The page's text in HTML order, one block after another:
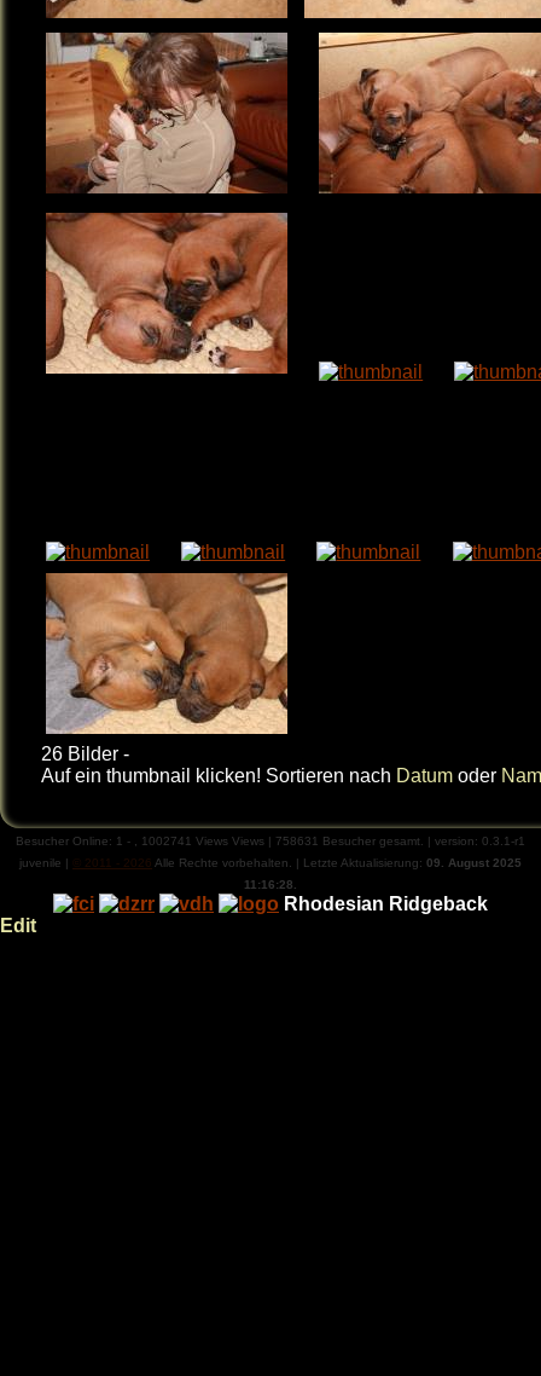
26 Bilder -
Auf ein thumbnail klicken! Sortieren nach Datum oder
Besucher Online: 1 - 1002741 Views Views | 758631
Besucher gesamt. | version: 0.3.1-r1
juvenile |
© 2011 - 2026 Alle Rechte vorbehalten. | Letzte Aktualisierung: 09. August 2025
11:16:28.
Rhodesian Ridgeback
Edit